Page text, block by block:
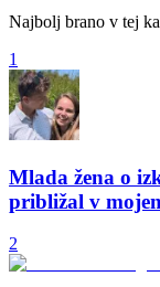
Najbolj brano v tej
1
Mlada žena o
približal v
2